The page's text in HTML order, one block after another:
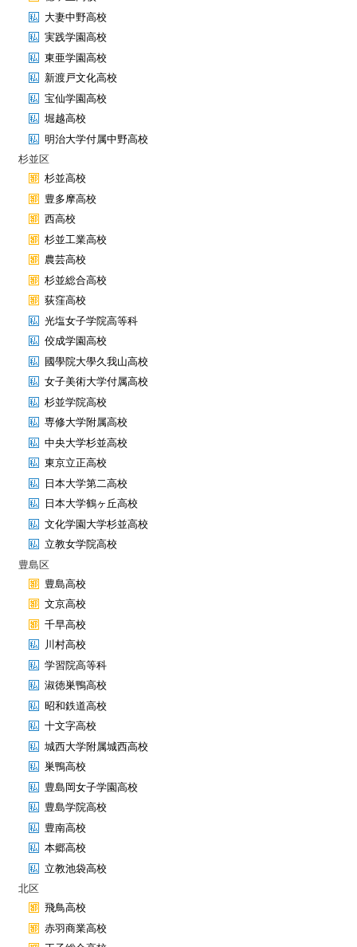
大妻中野高校
実践学園高校
東亜学園高校
新渡戸文化高校
宝仙学園高校
堀越高校
明治大学付属中野高校
杉並区
杉並高校
豊多摩高校
西高校
杉並工業高校
農芸高校
杉並総合高校
荻窪高校
光塩女子学院高等科
佼成学園高校
國學院大學久我山高校
女子美術大学付属高校
杉並学院高校
専修大学附属高校
中央大学杉並高校
東京立正高校
日本大学第二高校
日本大学鶴ヶ丘高校
文化学園大学杉並高校
立教女学院高校
豊島区
豊島高校
文京高校
千早高校
川村高校
学習院高等科
淑徳巣鴨高校
昭和鉄道高校
十文字高校
城西大学附属城西高校
巣鴨高校
豊島岡女子学園高校
豊島学院高校
豊南高校
本郷高校
立教池袋高校
北区
飛鳥高校
赤羽商業高校